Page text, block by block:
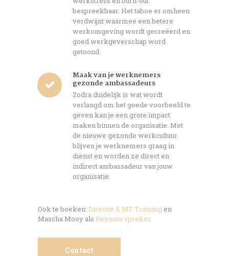
bespreekbaar. Het taboe er omheen
verdwijnt waarmee een betere
werkomgeving wordt gecreëerd en
goed werkgeverschap word
getoond.
Maak van je werknemers
gezonde ambassadeurs
Zodra duidelijk is wat wordt
verlangd om het goede voorbeeld te
geven kan je een grote impact
maken binnen de organisatie. Met
de nieuwe gezonde werkcultuur
blijven je werknemers graag in
dienst en worden ze direct en
indirect ambassadeur van jouw
organisatie.
Ook te boeken: Directie & MT Training en
Mascha Mooy als Keynote spreker.
Contact